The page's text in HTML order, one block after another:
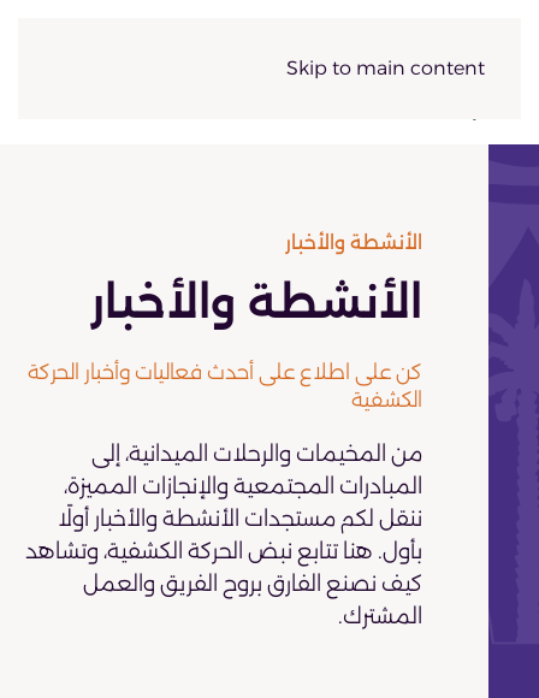
Skip to main content
الأنشطة والأخبار
الأنشطة والأخبار
كن على اطلاع على أحدث فعاليات وأخبار الحركة
الكشفية
من المخيمات والرحلات الميدانية، إلى
المبادرات المجتمعية والإنجازات المميزة،
ننقل لكم مستجدات الأنشطة والأخبار أولًا
بأول. هنا تتابع نبض الحركة الكشفية، وتشاهد
كيف نصنع الفارق بروح الفريق والعمل
المشترك.